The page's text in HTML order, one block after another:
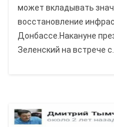
может вкладывать
восстановление
Донбассе.Накануне
Зеленский на встрече с...